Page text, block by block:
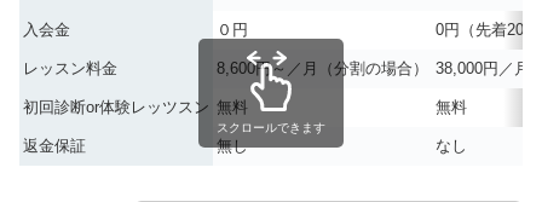
入会金 ０円 0円（先着20
レッスン料金 8,600円～／月（分割の場合） 38,000円／月
初回診断or体験レッツスン 無料 無料
返金保証 無し なし
スクロールできます